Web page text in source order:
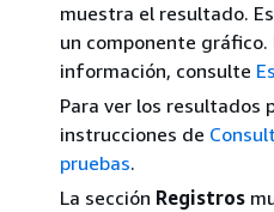
muestra el resultado.
un componente gráfico.
información, consulte
Para ver los resultados
instrucciones de
pruebas.
La sección Registros